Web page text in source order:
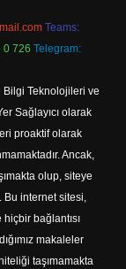
Teams:
0 726 Telegram:
Bilgi Teknolojileri ve
Sağlayıcı olarak
proaktif olarak
Ancak,
olup, siteye
Bu internet sitesi,
bağlantısı
makaleler
taşımamakta